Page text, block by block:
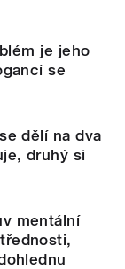
je jeho
se
dělí na dva
druhý si
mentální